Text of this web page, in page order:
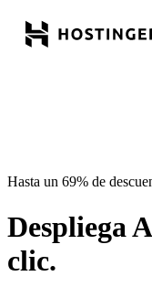
Hasta un 69% de
Despliega
clic.